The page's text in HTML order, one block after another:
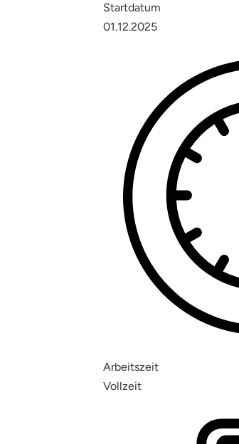
Startdatum
01.12.2025
Arbeitszeit
Vollzeit